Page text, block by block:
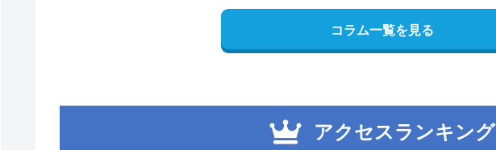
コラム一覧を見る
アクセスランキング